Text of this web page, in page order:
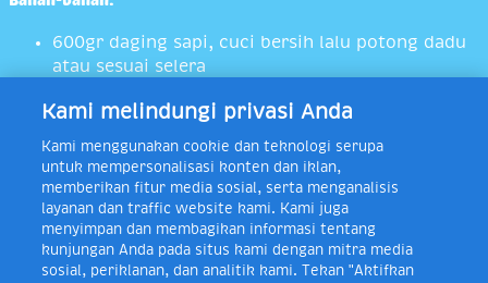
600gr daging sapi, cuci bersih lalu potong dadu
atau sesuai selera
30 butir cabai rawit
14 butir cengkih
10cm kayu manis
6 lembar daun jeruk
4 buah kentang, potong sesuai selera
Kami melindungi privasi Anda
Kami menggunakan cookie dan teknologi serupa
untuk mempersonalisasi konten dan iklan,
memberikan fitur media sosial, serta menganalisis
layanan dan traffic website kami. Kami juga
menyimpan dan membagikan informasi tentang
kunjungan Anda pada situs kami dengan mitra media
sosial, periklanan, dan analitik kami. Tekan "Aktifkan